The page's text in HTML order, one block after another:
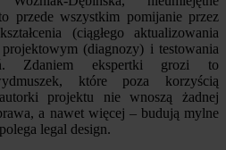
przede wszystkim pomijanie przez
(ciągłego aktualizowania
(diagnozy) i testowania
Zdaniem ekspertki grozi to
które poza korzyścią
projektu nie wnoszą żadnej
a nawet więcej – budują mylne
legal design.